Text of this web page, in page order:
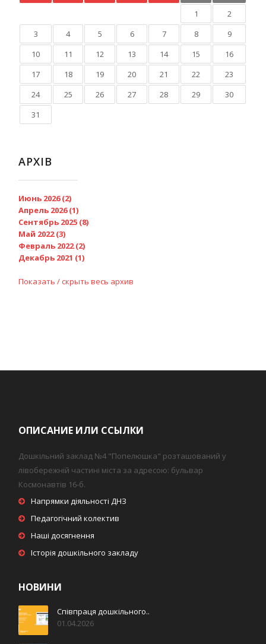
1
2
3
4 5 6 7 8
9
10
11 12 13 14 15
16
17
18 19 20 21 22
23
24
25 26 27 28 29
30
31
АРХІВ
Июнь 2026 (2)
Апрель 2026 (1)
Сентябрь 2025 (8)
Май 2022 (3)
Февраль 2022 (2)
Декабрь 2021 (1)
Показать / скрыть весь архив
ОПИСАНИЕ ИЛИ ССЫЛКИ
Дошкільний заклад №4 "Попелюшка" розташований у
лівобережній частині міста за адресою: бульвар
Космонавтів 16-б.
Напрямки діяльності ДНЗ
Педагогічний колектив
Наші досягнення
Історія дошкільного закладу
НОВИНИ
Співпраця дошкільного..
01.04.2026